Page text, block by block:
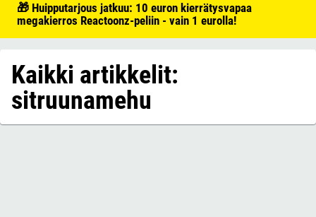
🎁 Huipputarjous jatkuu: 10 euron kierrätysvapaa
megakierros Reactoonz-peliin - vain 1 eurolla!
Kaikki artikkelit:
sitruunamehu